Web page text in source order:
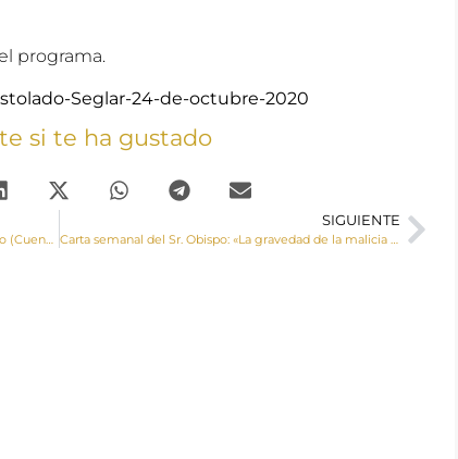
programa.
Seglar-24-de-octubre-2020
si te ha gustado
Confirmaciones en la parroquia de San Fernando (Cuenca)
SIGUIENTE
Carta semanal del Sr. Obispo: «La gravedad de la malicia del aborto procurado no puede ser ocultada ni atenuada»